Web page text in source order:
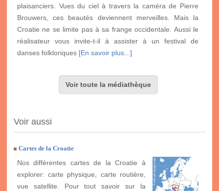
plaisanciers. Vues du ciel à travers la caméra de Pierre
Brouwers, ces beautés deviennent merveilles. Mais la
Croatie ne se limite pas à sa frange occidentale. Aussi le
réalisateur vous invite-t-il à assister à un festival de
danses folkloriques [En savoir plus...]
Voir toute la médiathèque
Voir aussi
Cartes de la Croatie
Nos différentes cartes de la Croatie à
explorer: carte physique, carte routière,
vue satellite. Pour tout savoir sur la